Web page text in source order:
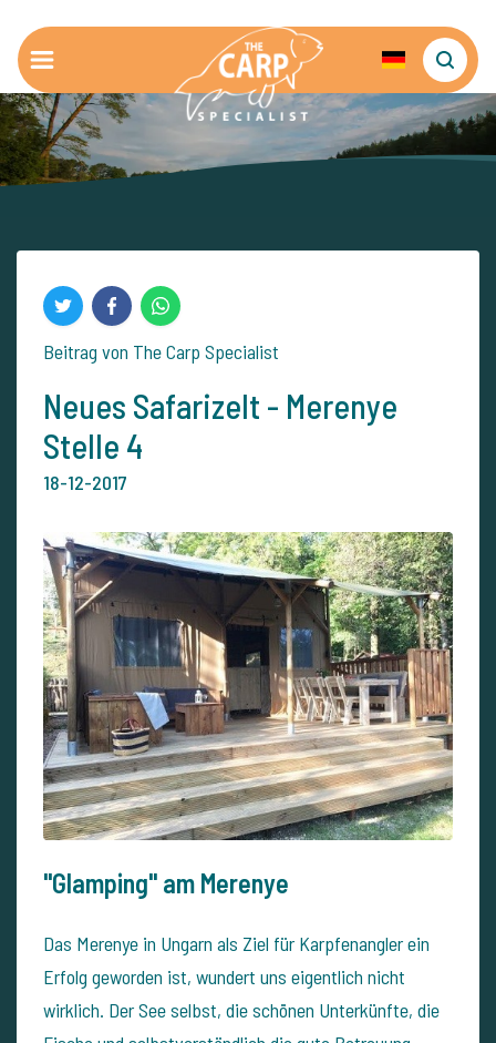
Beitrag von The Carp Specialist
Neues Safarizelt - Merenye
Stelle 4
18-12-2017
"Glamping" am Merenye
Das Merenye in Ungarn als Ziel für Karpfenangler ein
Erfolg geworden ist, wundert uns eigentlich nicht
wirklich. Der See selbst, die schönen Unterkünfte, die